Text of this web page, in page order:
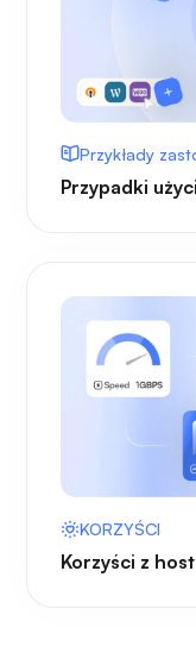
Przykłady
Przypadki
KORZYŚCI
Korzyści z